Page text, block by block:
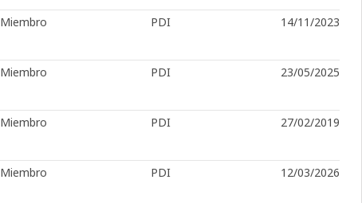
Miembro PDI 14/11/2023
Miembro PDI 23/05/2025
Miembro PDI 27/02/2019
Miembro PDI 12/03/2026